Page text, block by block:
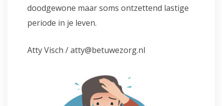
doodgewone maar soms ontzettend lastige
periode in je leven.
Atty Visch / atty@betuwezorg.nl